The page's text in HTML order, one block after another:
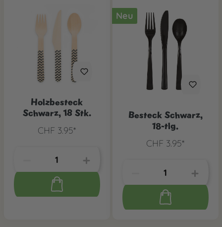
Holzbesteck
Schwarz, 18 Stk.
CHF 3.95*
Neu
Besteck Schwarz,
18-tlg.
CHF 3.95*